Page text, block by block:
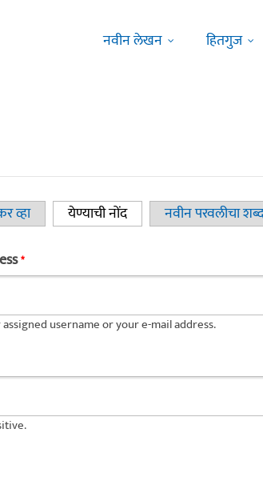
नवीन लेखन
हितगुज
व्हा येण्याची नोंद(active tab)नवीन परवलीचा
*
username or your e-mail address.